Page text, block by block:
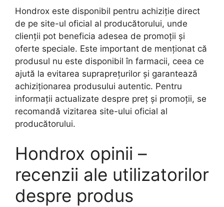
Hondrox este disponibil pentru achiziție direct
de pe site-ul oficial al producătorului, unde
clienții pot beneficia adesea de promoții și
oferte speciale. Este important de menționat că
produsul nu este disponibil în farmacii, ceea ce
ajută la evitarea supraprețurilor și garantează
achiziționarea produsului autentic. Pentru
informații actualizate despre preț și promoții, se
recomandă vizitarea site-ului oficial al
producătorului.
Hondrox opinii –
recenzii ale utilizatorilor
despre produs